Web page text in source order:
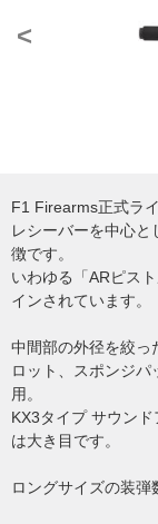
<
F1 Firearms正式ラ
レシーバーを中心
徴です。
いわゆる「ARピス
インされています。
中間部の外径を絞っ
ロット、スポンジ
用。
KX3タイプ サウン
は大き目です。
ロングサイズの装弾